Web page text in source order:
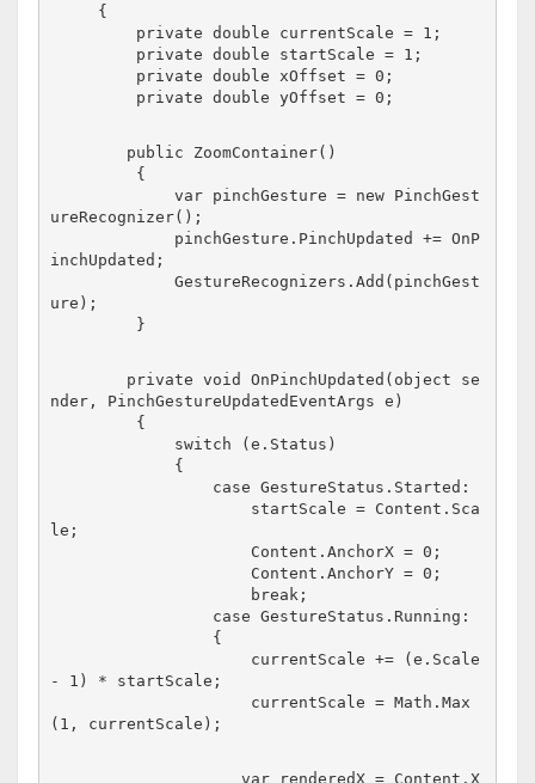
{
private double currentScale = 1;
private double startScale = 1;
private double xOffset = 0;
private double yOffset = 0;
public ZoomContainer()
{
var pinchGesture = new PinchGest
ureRecognizer();
pinchGesture.PinchUpdated += OnP
inchUpdated;
GestureRecognizers.Add(pinchGest
ure);
}
private void OnPinchUpdated(object se
nder, PinchGestureUpdatedEventArgs e)
{
switch (e.Status)
{
case GestureStatus.Started:
startScale = Content.Sca
le;
Content.AnchorX = 0;
Content.AnchorY = 0;
break;
case GestureStatus.Running:
{
currentScale += (e.Scale
- 1) * startScale;
currentScale = Math.Max
(1, currentScale);
var renderedX = Content.X